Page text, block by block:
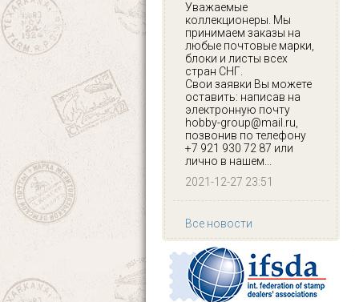
Уважаемые
коллекционеры. Мы
принимаем заказы на
любые почтовые марки,
блоки и листы всех
стран СНГ.
Свои заявки Вы можете
оставить: написав на
электронную почту
hobby-group@mail.ru,
позвонив по телефону
+7 921 930 72 87 или
лично в нашем...
2021-12-27 23:51
Все новости